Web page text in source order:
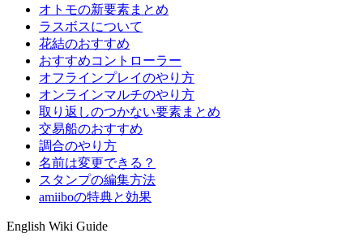
オトモの新要素まとめ
ラスボスについて
花結のおすすめ
おすすめコントローラー
オフラインプレイのやり方
オンラインマルチのやり方
取り返しのつかない要素まとめ
交易船のおすすめ
調合のやり方
名前は変更できる？
スタンプの編集方法
amiiboの特典と効果
English Wiki Guide